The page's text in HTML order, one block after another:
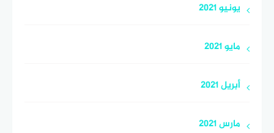
يونيو 2021
مايو 2021
أبريل 2021
مارس 2021